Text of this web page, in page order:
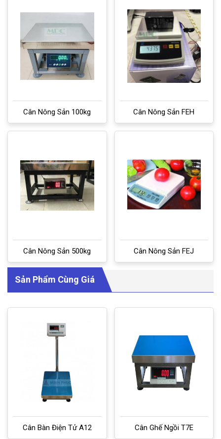
Cân Nông Sản 100kg Cân Nông Sản FEH
Cân Nông Sản 500kg Cân Nông Sản FEJ
Sản Phẩm Cùng Giá
Cân Bàn Điện Tử A12 Cân Ghế Ngồi T7E